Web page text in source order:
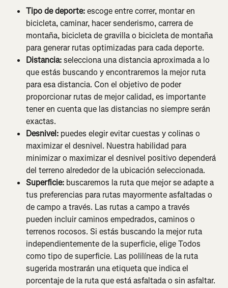
Tipo de deporte: escoge entre correr, montar en
bicicleta, caminar, hacer senderismo, carrera de
montaña, bicicleta de gravilla o bicicleta de montaña
para generar rutas optimizadas para cada deporte.
Distancia: selecciona una distancia aproximada a lo
que estás buscando y encontraremos la mejor ruta
para esa distancia. Con el objetivo de poder
proporcionar rutas de mejor calidad, es importante
tener en cuenta que las distancias no siempre serán
exactas.
Desnivel: puedes elegir evitar cuestas y colinas o
maximizar el desnivel. Nuestra habilidad para
minimizar o maximizar el desnivel positivo dependerá
del terreno alrededor de la ubicación seleccionada.
Superficie: buscaremos la ruta que mejor se adapte a
tus preferencias para rutas mayormente asfaltadas o
de campo a través. Las rutas a campo a través
pueden incluir caminos empedrados, caminos o
terrenos rocosos. Si estás buscando la mejor ruta
independientemente de la superficie, elige Todos
como tipo de superficie. Las polilíneas de la ruta
sugerida mostrarán una etiqueta que indica el
porcentaje de la ruta que está asfaltada o sin asfaltar.